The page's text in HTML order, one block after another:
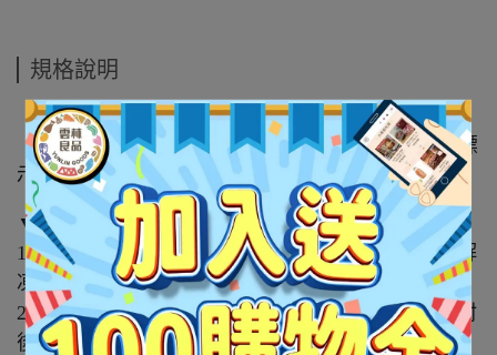
規格說明
【原產地】:台灣-雲林
【保存期限】:冷凍-18℃可保存1年，詳情請見商品標
示
▼解凍方式
1. 請先將預備要料理之產品，置於冰箱冷藏室自然解
凍
2. 勿將產品反覆回溫、冷凍以免影響品質，產品開封
後請一次食用完畢，以免因儲存不當而影響品質